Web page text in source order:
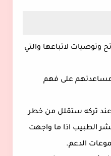
الوقاية من سرطان الرئة٫ هناك عدة نصائح وتوصيات لاتباعها والتي
مبكر ومساعدتهم على فهم
الرئة وعند تركه ستقلل من خطر
الطبيب اذا ما واجهت
الدعم.